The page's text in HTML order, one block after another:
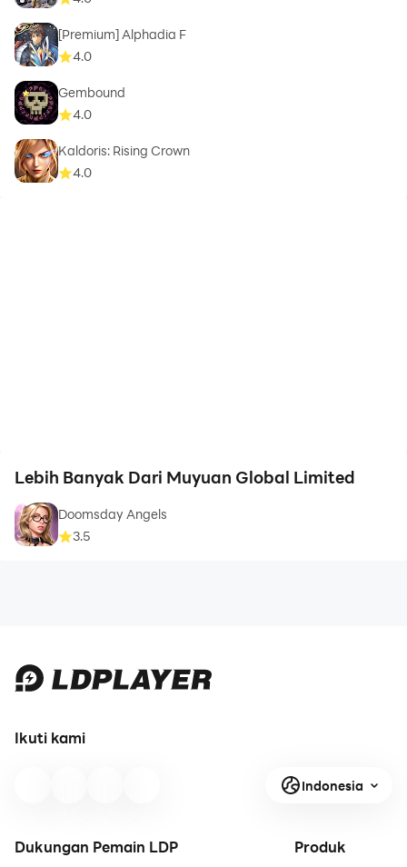
[Premium] Alphadia F
4.0
Gembound
4.0
Kaldoris: Rising Crown
4.0
Lebih Banyak Dari Muyuan Global Limited
Doomsday Angels
3.5
Ikuti kami
Indonesia
Dukungan Pemain LDP Produk